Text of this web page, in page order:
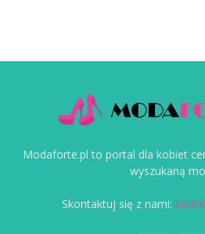
Modaforte.pl to portal dla kobiet
wyszukaną
Skontaktuj się z nami: